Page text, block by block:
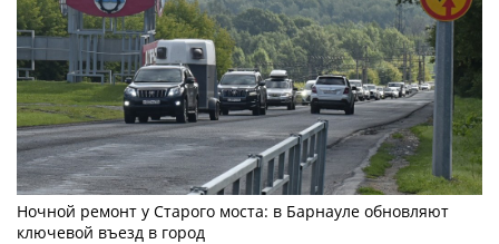
Ночной ремонт у Старого моста: в Барнауле обновляют
ключевой въезд в город